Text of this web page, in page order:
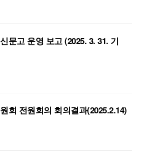
문고 운영 보고 (2025. 3. 31. 기
회 전원회의 회의결과(2025.2.14)